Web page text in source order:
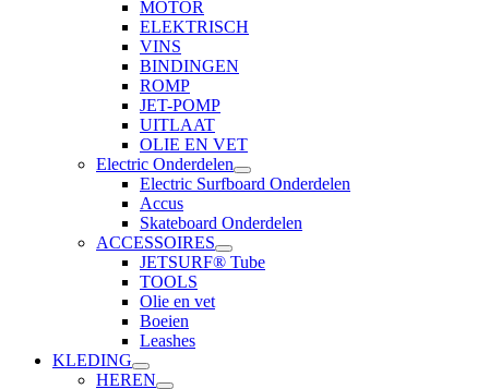
MOTOR
ELEKTRISCH
VINS
BINDINGEN
ROMP
JET-POMP
UITLAAT
OLIE EN VET
Electric Onderdelen
Electric Surfboard Onderdelen
Accus
Skateboard Onderdelen
ACCESSOIRES
JETSURF® Tube
TOOLS
Olie en vet
Boeien
Leashes
KLEDING
HEREN